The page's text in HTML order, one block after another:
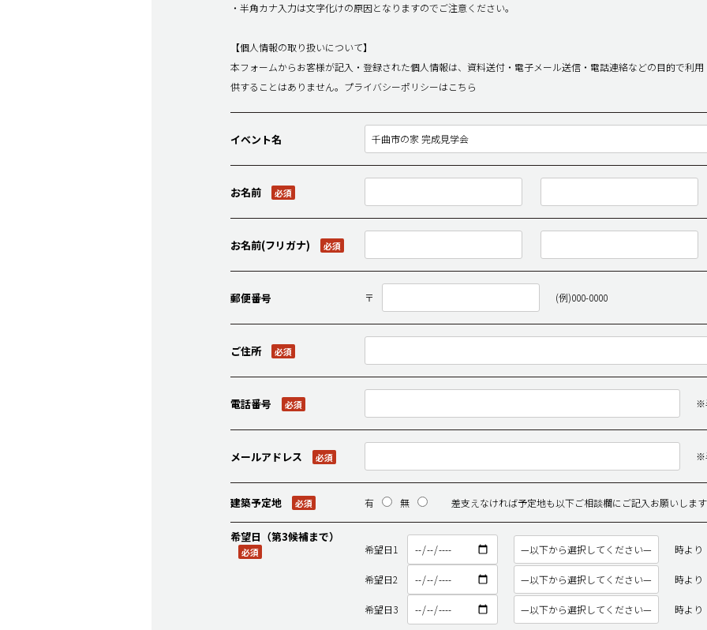
・半角カナ入力は文字化けの原因となりますのでご注意ください。
【個人情報の取り扱いについて】
本フォームからお客様が記入・登録された個人情報は、資料送付・電子メール送信・電話連絡などの目的で利
供することはありません。プライバシーポリシーはこちら
イベント名
お名前 必須
お名前(フリガナ) 必須
郵便番号 〒 (例)000-0000
ご住所 必須
電話番号 必須 ※
メールアドレス 必須 ※
建築予定地 必須 有 無 差支えなければ予定地も以下ご相談欄にご記入お願いします
希望日（第3候補まで）
必須 希望日1 時より
希望日2 時より
希望日3 時より